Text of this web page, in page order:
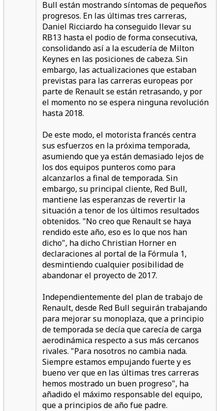
Bull están mostrando síntomas de pequeños
progresos. En las últimas tres carreras,
Daniel Ricciardo ha conseguido llevar su
RB13 hasta el podio de forma consecutiva,
consolidando así a la escudería de Milton
Keynes en las posiciones de cabeza. Sin
embargo, las actualizaciones que estaban
previstas para las carreras europeas por
parte de Renault se están retrasando, y por
el momento no se espera ninguna revolución
hasta 2018.
De este modo, el motorista francés centra
sus esfuerzos en la próxima temporada,
asumiendo que ya están demasiado lejos de
los dos equipos punteros como para
alcanzarlos a final de temporada. Sin
embargo, su principal cliente, Red Bull,
mantiene las esperanzas de revertir la
situación a tenor de los últimos resultados
obtenidos. "No creo que Renault se haya
rendido este año, eso es lo que nos han
dicho", ha dicho Christian Horner en
declaraciones al portal de la Fórmula 1,
desmintiendo cualquier posibilidad de
abandonar el proyecto de 2017.
Independientemente del plan de trabajo de
Renault, desde Red Bull seguirán trabajando
para mejorar su monoplaza, que a principio
de temporada se decía que carecía de carga
aerodinámica respecto a sus más cercanos
rivales. "Para nosotros no cambia nada.
Siempre estamos empujando fuerte y es
bueno ver que en las últimas tres carreras
hemos mostrado un buen progreso", ha
añadido el máximo responsable del equipo,
que a principios de año fue padre.